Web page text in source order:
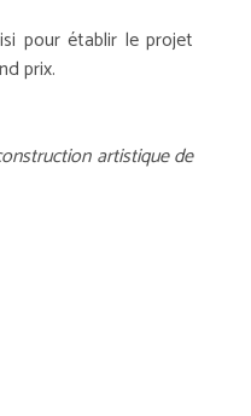
pour établir le projet
prix.
artistique de